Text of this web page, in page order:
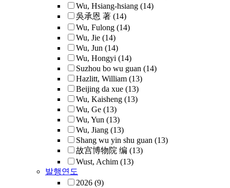
Wu, Hsiang-hsiang (14)
吳承恩 著 (14)
Wu, Fulong (14)
Wu, Jie (14)
Wu, Jun (14)
Wu, Hongyi (14)
Suzhou bo wu guan (14)
Hazlitt, William (13)
Beijing da xue (13)
Wu, Kaisheng (13)
Wu, Ge (13)
Wu, Yun (13)
Wu, Jiang (13)
Shang wu yin shu guan (13)
故宫博物院 编 (13)
Wust, Achim (13)
발행연도
2026 (9)